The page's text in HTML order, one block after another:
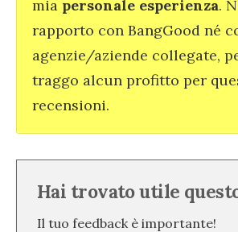
mia personale esperienza.
rapporto con BangGood né
agenzie/aziende collegate,
traggo alcun profitto per
recensioni.
Hai trovato utile
Il tuo feedback è importante!